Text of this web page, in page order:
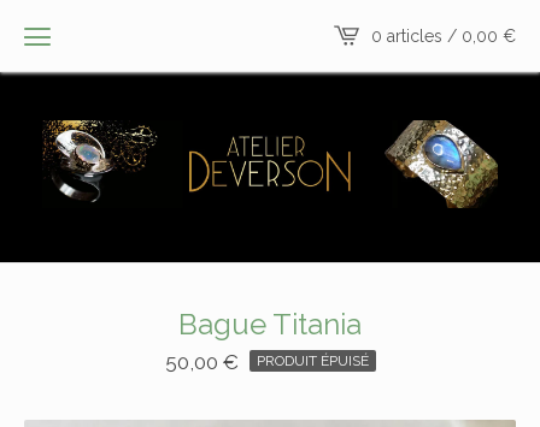
0 articles / 0,00 €
Bague Titania
50,00 € PRODUIT ÉPUISÉ